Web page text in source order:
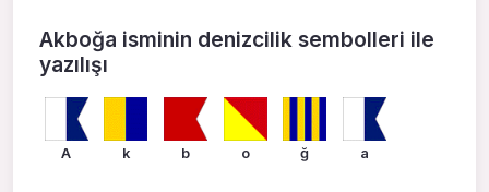
Akboğa isminin denizcilik sembolleri ile
yazılışı
A k b o ğ a